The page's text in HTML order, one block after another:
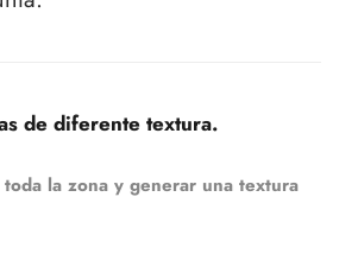
de diferente textura.
la zona y generar una textura